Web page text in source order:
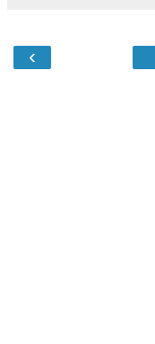
‹